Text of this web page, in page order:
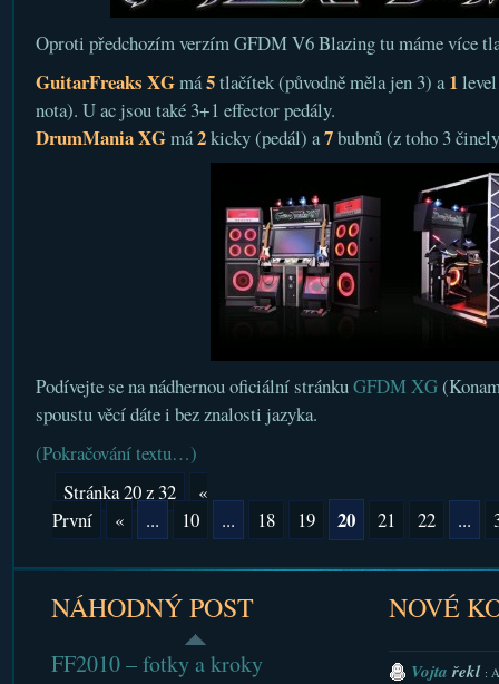
Oproti předchozím verzím GFDM V6 Blazing tu máme více
GuitarFreaks XGmá5tlačítek (původně měla jen 3) a1level
nota). U ac jsou také 3+1 effector pedály.
DrumMania XGmá2kicky (pedál) a7bubnů (z toho 3
Podívejte se na nádhernou oficiální stránkuGFDM XG
spoustu věcí dáte i bez znalosti jazyka.
(Pokračování textu…)
Stránka 20 z 32
«
První
« ... 10 ... 18 19 20 21 22 ...
NÁHODNÝ POST
FF2010 – fotky a kroky
NOVÉ
Vojtařekl :